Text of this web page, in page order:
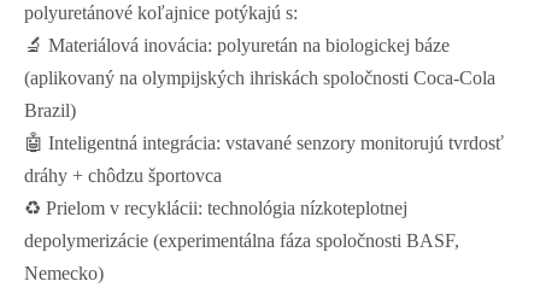
polyuretánové koľajnice potýkajú s:
🔬 Materiálová inovácia: polyuretán na biologickej báze
(aplikovaný na olympijských ihriskách spoločnosti Coca-Cola
Brazil)
🤖 Inteligentná integrácia: vstavané senzory monitorujú tvrdosť
dráhy + chôdzu športovca
♻️ Prielom v recyklácii: technológia nízkoteplotnej
depolymerizácie (experimentálna fáza spoločnosti BASF,
Nemecko)